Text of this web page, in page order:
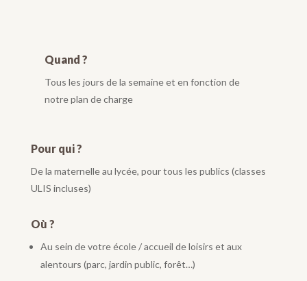
Quand ?
Tous les jours de la semaine et en fonction de
notre plan de charge
Pour qui ?
De la maternelle au lycée, pour tous les publics (classes
ULIS incluses)
Où ?
Au sein de votre école / accueil de loisirs et aux
alentours (parc, jardin public, forêt…)